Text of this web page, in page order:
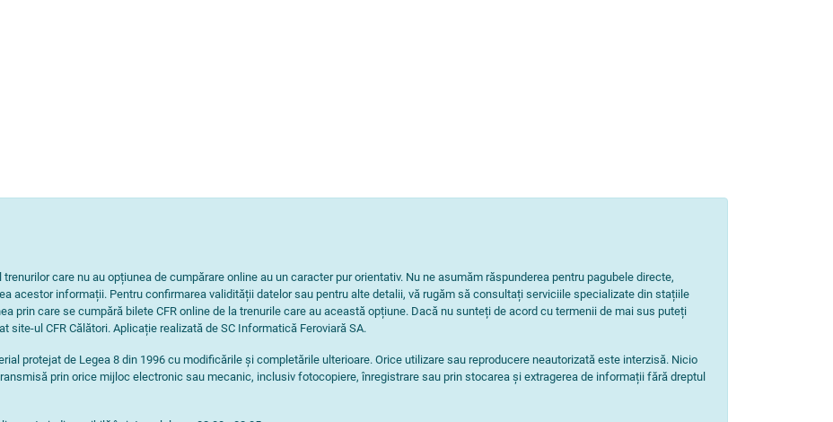
care nu au opțiunea de cumpărare online au un caracter pur orientativ. Nu ne asumăm răspunderea pentru pagubele directe,
acestor informații. Pentru confirmarea validității datelor sau pentru alte detalii, vă rugăm să consultați serviciile specializate din stațiile
prin care se cumpără bilete CFR online de la trenurile care au această opțiune. Dacă nu sunteți de acord cu termenii de mai sus puteți
site-ul CFR Călători. Aplicație realizată de SC Informatică Feroviară SA.
protejat de Legea 8 din 1996 cu modificările și completările ulterioare. Orice utilizare sau reproducere neautorizată este interzisă. Nicio
prin orice mijloc electronic sau mecanic, inclusiv fotocopiere, înregistrare sau prin stocarea și extragerea de informații fără dreptul